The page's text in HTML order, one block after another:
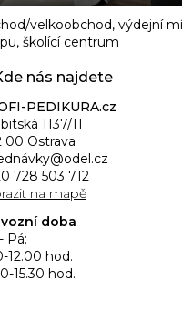
velkoobchod, výdejní
školící centrum
nás najdete
PEDIKURA.cz
1137/11
00 Ostrava
728 503 712
na mapě
doba
Pá:
12.00 hod.
15.30 hod.